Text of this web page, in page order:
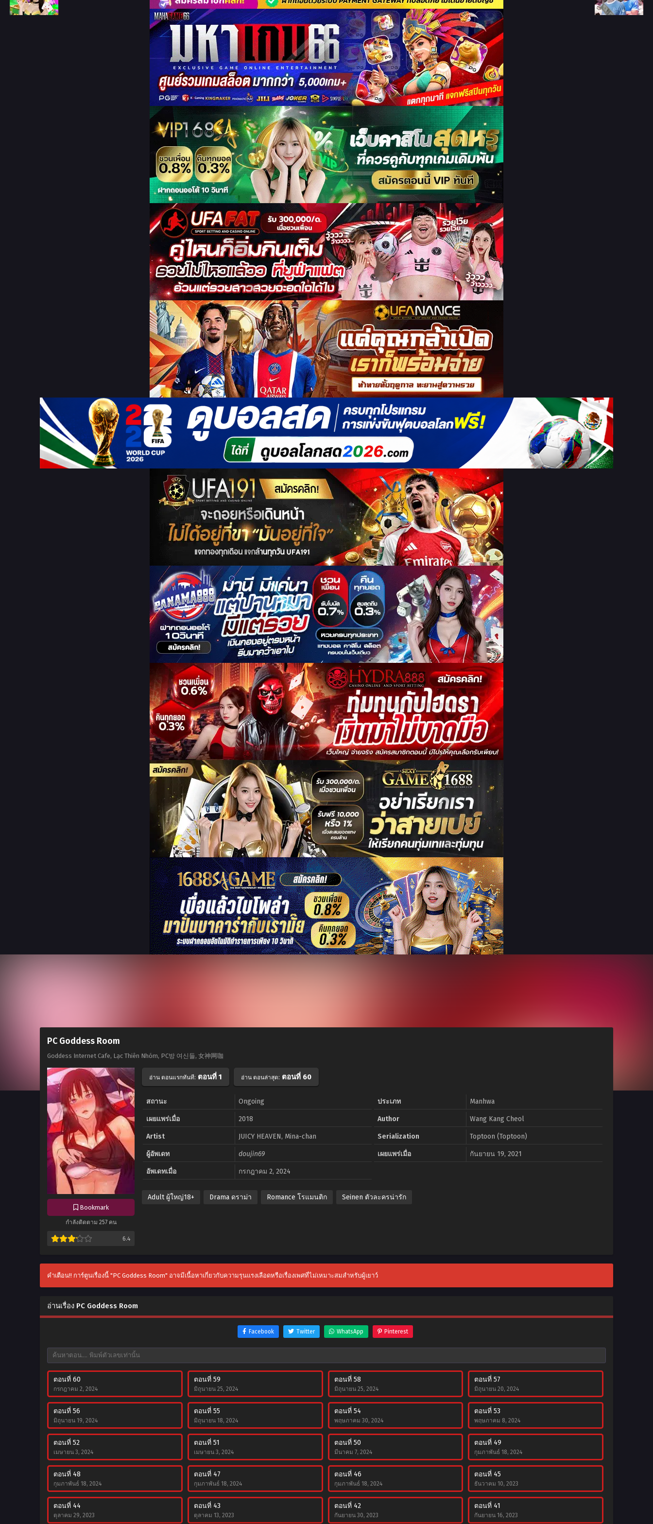
PC Goddess Room
Goddess Internet Cafe, Lạc Thiên Nhóm, PC방 여신들, 女神网咖
Bookmark
กำลังติดตาม 257 คน
6.4
อ่าน ตอนแรกทันที: ตอนที่ 1 อ่าน ตอนล่าสุด: ตอนที่ 60
สถานะ Ongoing ประเภท Manhwa
เผยแพร่เมื่อ 2018 Author Wang Kang Cheol
Artist JUICY HEAVEN, Mina-chan Serialization Toptoon (Toptoon)
ผู้อัพเดท doujin69 เผยแพร่เมื่อ กันยายน 19, 2021
อัพเดทเมื่อ กรกฎาคม 2, 2024
Adult ผู้ใหญ่18+ Drama ดราม่า Romance โรแมนติก Seinen ตัวละครน่ารัก
คำเตือน!! การ์ตูนเรื่องนี้ "PC Goddess Room" อาจมีเนื้อหาเกี่ยวกับความรุนแรงเลือดหรือเรื่องเพศที่ไม่เหมาะสมสำหรับผู้เยาว์
อ่านเรื่อง PC Goddess Room
Facebook Twitter WhatsApp Pinterest
ตอนที่ 60
กรกฎาคม 2, 2024
ตอนที่ 59
มิถุนายน 25, 2024
ตอนที่ 58
มิถุนายน 25, 2024
ตอนที่ 57
มิถุนายน 20, 2024
ตอนที่ 56
มิถุนายน 19, 2024
ตอนที่ 55
มิถุนายน 18, 2024
ตอนที่ 54
พฤษภาคม 30, 2024
ตอนที่ 53
พฤษภาคม 8, 2024
ตอนที่ 52
เมษายน 3, 2024
ตอนที่ 51
เมษายน 3, 2024
ตอนที่ 50
มีนาคม 7, 2024
ตอนที่ 49
กุมภาพันธ์ 18, 2024
ตอนที่ 48
กุมภาพันธ์ 18, 2024
ตอนที่ 47
กุมภาพันธ์ 18, 2024
ตอนที่ 46
กุมภาพันธ์ 18, 2024
ตอนที่ 45
ธันวาคม 10, 2023
ตอนที่ 44
ตุลาคม 29, 2023
ตอนที่ 43
ตุลาคม 13, 2023
ตอนที่ 42
กันยายน 30, 2023
ตอนที่ 41
กันยายน 16, 2023